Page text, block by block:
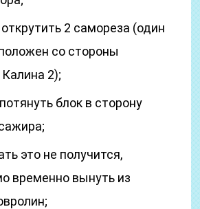
2 самореза (один
со стороны
2);
блок в сторону
это не получится,
временно вынуть из